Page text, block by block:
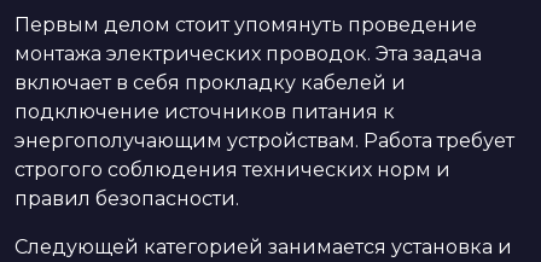
Первым делом стоит упомянуть проведение
монтажа электрических проводок. Эта задача
включает в себя прокладку кабелей и
подключение источников питания к
энергополучающим устройствам. Работа требует
строгого соблюдения технических норм и
правил безопасности.
Следующей категорией занимается установка и